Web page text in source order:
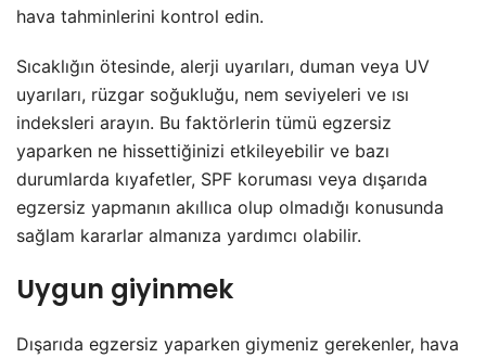
hava tahminlerini kontrol edin.
Sıcaklığın ötesinde, alerji uyarıları, duman veya UV
uyarıları, rüzgar soğukluğu, nem seviyeleri ve ısı
indeksleri arayın. Bu faktörlerin tümü egzersiz
yaparken ne hissettiğinizi etkileyebilir ve bazı
durumlarda kıyafetler, SPF koruması veya dışarıda
egzersiz yapmanın akıllıca olup olmadığı konusunda
sağlam kararlar almanıza yardımcı olabilir.
Uygun giyinmek
Dışarıda egzersiz yaparken giymeniz gerekenler, hava